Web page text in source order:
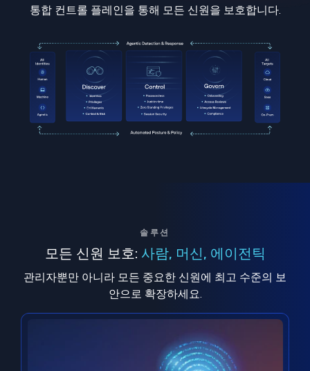
통합 컨트롤 플레인을 통해 모든 신원을 보호합니다.
솔루션
모든 신원 보호: 사람, 머신, 에이전틱
관리자뿐만 아니라 모든 중요한 신원에 최고 수준의 보
안으로 확장하세요.